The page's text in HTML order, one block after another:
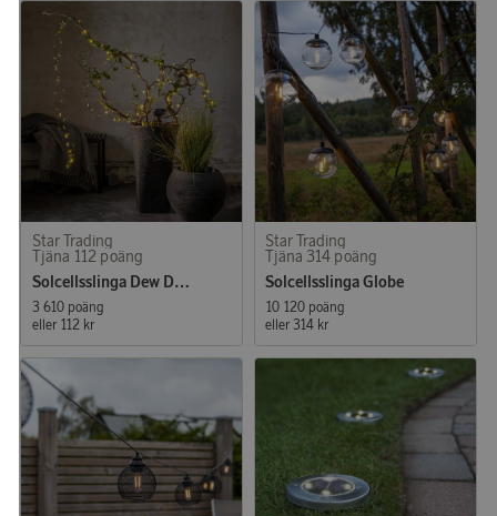
Star Trading
Tjäna 112 poäng
Solcellsslinga Dew Drop Micro
3 610 poäng
eller 112 kr
Star Trading
Tjäna 314 poäng
Solcellsslinga Globe
10 120 poäng
eller 314 kr